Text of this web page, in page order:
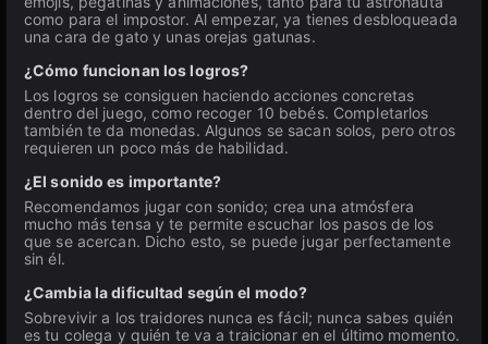
como para el impostor. Al empezar, ya tienes desbloqueada
una cara de gato y unas orejas gatunas.
¿Cómo funcionan los logros?
Los logros se consiguen haciendo acciones concretas
dentro del juego, como recoger 10 bebés. Completarlos
también te da monedas. Algunos se sacan solos, pero otros
requieren un poco más de habilidad.
¿El sonido es importante?
Recomendamos jugar con sonido; crea una atmósfera
mucho más tensa y te permite escuchar los pasos de los
que se acercan. Dicho esto, se puede jugar perfectamente
sin él.
¿Cambia la dificultad según el modo?
Sobrevivir a los traidores nunca es fácil; nunca sabes quién
es tu colega y quién te va a traicionar en el último momento.